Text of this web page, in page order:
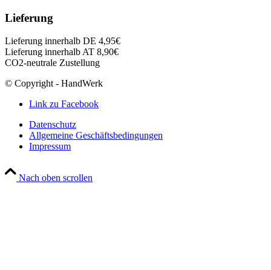
Lieferung
Lieferung innerhalb DE 4,95€
Lieferung innerhalb AT 8,90€
CO2-neutrale Zustellung
© Copyright - HandWerk
Link zu Facebook
Datenschutz
Allgemeine Geschäftsbedingungen
Impressum
Nach oben scrollen